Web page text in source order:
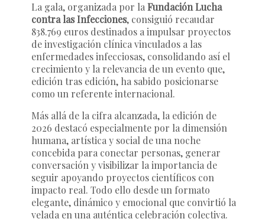
La gala, organizada por la Fundación Lucha
contra las Infecciones, consiguió recaudar
838.769 euros destinados a impulsar proyectos
de investigación clínica vinculados a las
enfermedades infecciosas, consolidando así el
crecimiento y la relevancia de un evento que,
edición tras edición, ha sabido posicionarse
como un referente internacional.
Más allá de la cifra alcanzada, la edición de
2026 destacó especialmente por la dimensión
humana, artística y social de una noche
concebida para conectar personas, generar
conversación y visibilizar la importancia de
seguir apoyando proyectos científicos con
impacto real. Todo ello desde un formato
elegante, dinámico y emocional que convirtió la
velada en una auténtica celebración colectiva.